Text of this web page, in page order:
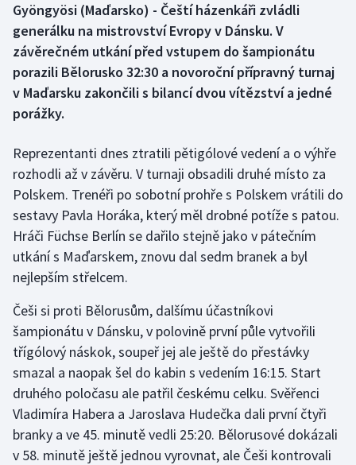
Boby a skeleton
Box
Curling
Florbal
Futsal
Golf
Gymnastika
Házená
Jezdectví
Judo
Krasobruslení
AZ kvíz
Gyöngyösi (Maďarsko) - Čeští házenkáři zvládli
generálku na mistrovství Evropy v Dánsku. V
závěrečném utkání před vstupem do šampionátu
porazili Bělorusko 32:30 a novoroční přípravný turnaj
v Maďarsku zakončili s bilancí dvou vítězství a jedné
porážky.
Reprezentanti dnes ztratili pětigólové vedení a o výhře
rozhodli až v závěru. V turnaji obsadili druhé místo za
Polskem. Trenéři po sobotní prohře s Polskem vrátili do
sestavy Pavla Horáka, který měl drobné potíže s patou.
Hráči Füchse Berlín se dařilo stejně jako v pátečním
utkání s Maďarskem, znovu dal sedm branek a byl
nejlepším střelcem.
Češi si proti Bělorusům, dalšímu účastníkovi
šampionátu v Dánsku, v polovině první půle vytvořili
třígólový náskok, soupeř jej ale ještě do přestávky
smazal a naopak šel do kabin s vedením 16:15. Start
druhého poločasu ale patřil českému celku. Svěřenci
Vladimíra Habera a Jaroslava Hudečka dali první čtyři
branky a ve 45. minutě vedli 25:20. Bělorusové dokázali
v 58. minutě ještě jednou vyrovnat, ale Češi kontrovali